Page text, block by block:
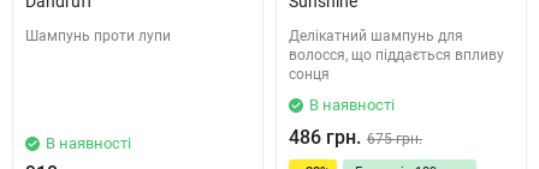
Шампунь проти лупи
В наявності
Делікатний шампунь для
волосся, що піддається впливу
сонця
В наявності
486 грн. 675 грн.